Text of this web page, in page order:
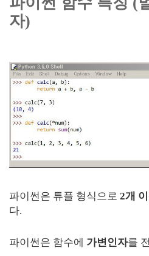
자)
파이썬은 튜플 형식으로 2개
다.
파이썬은 함수에 가변인자를